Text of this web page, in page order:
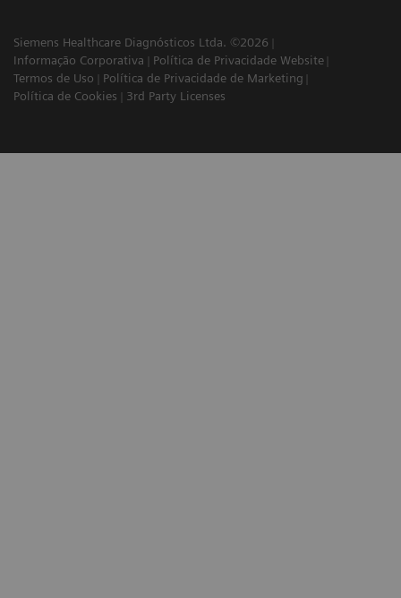
Siemens Healthcare Diagnósticos Ltda. ©2026
Informação Corporativa
Política de Privacidade Website
Termos de Uso
Política de Privacidade de Marketing
Política de Cookies
3rd Party Licenses